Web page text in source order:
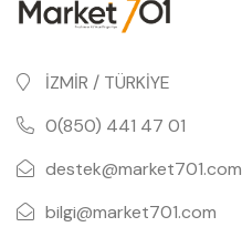
İZMİR / TÜRKİYE
0(850) 441 47 01
destek@market701.com
bilgi@market701.com